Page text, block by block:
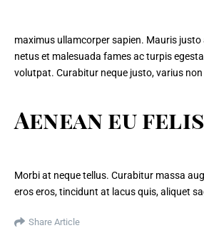
maximus ullamcorper sapien. Mauris justo
netus et malesuada fames ac turpis
volutpat. Curabitur neque justo, varius
Aenean eu
Morbi at neque tellus. Curabitur massa
eros eros, tincidunt at lacus quis, aliquet
Share Article